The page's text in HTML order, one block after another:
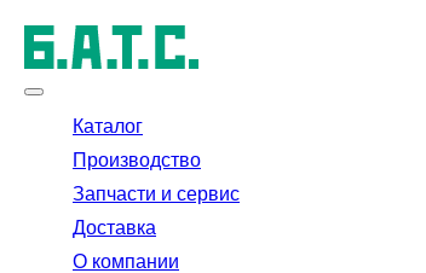
Каталог
Производство
Запчасти и сервис
Доставка
О компании